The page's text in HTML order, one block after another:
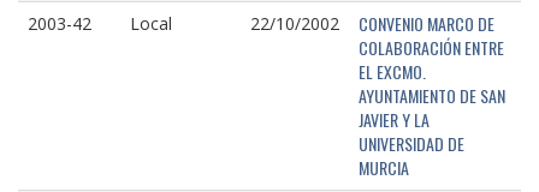
2003-42 Local 22/10/2002
CONVENIO MARCO DE
COLABORACIÓN ENTRE
EL EXCMO.
AYUNTAMIENTO DE SAN
JAVIER Y LA
UNIVERSIDAD DE
MURCIA